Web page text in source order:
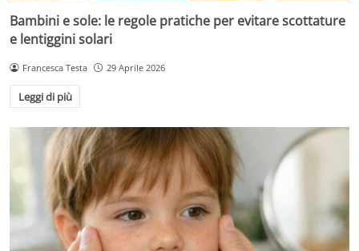
Bambini e sole: le regole pratiche per evitare scottature
e lentiggini solari
Francesca Testa 29 Aprile 2026
Leggi di più